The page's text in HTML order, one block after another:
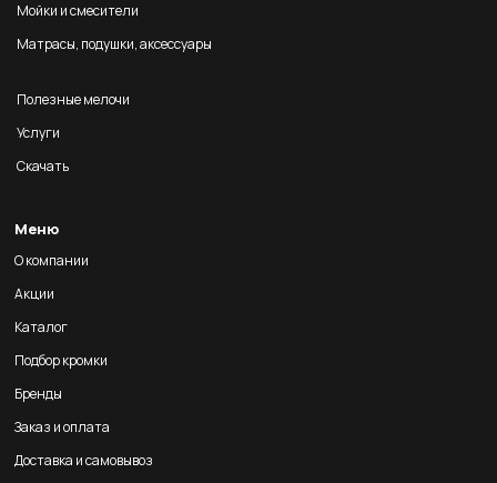
Мойки и смесители
Матрасы, подушки, аксессуары
Полезные мелочи
Услуги
Скачать
Меню
О компании
Акции
Каталог
Подбор кромки
Бренды
Заказ и оплата
Доставка и самовывоз